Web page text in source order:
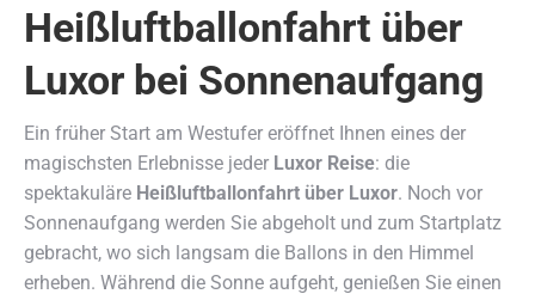
Heißluftballonfahrt über
Luxor bei Sonnenaufgang
Ein früher Start am Westufer eröffnet Ihnen eines der
magischsten Erlebnisse jeder Luxor Reise: die
spektakuläre Heißluftballonfahrt über Luxor. Noch vor
Sonnenaufgang werden Sie abgeholt und zum Startplatz
gebracht, wo sich langsam die Ballons in den Himmel
erheben. Während die Sonne aufgeht, genießen Sie einen